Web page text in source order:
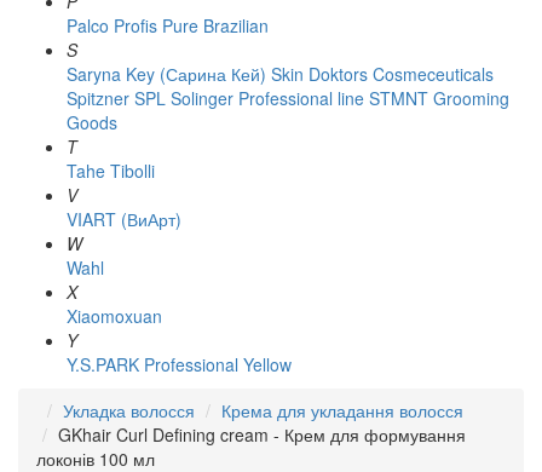
Palco Profis Pure Brazilian
S
Saryna Key (Сарина Кей) Skin Doktors Cosmeceuticals
Spitzner SPL Solinger Professional line STMNT Grooming
Goods
T
Tahe Tibolli
V
VIART (ВиАрт)
W
Wahl
X
Xiaomoxuan
Y
Y.S.PARK Professional Yellow
Укладка волосся
Крема для укладання волосся
GKhair Curl Defining cream - Крем для формування
локонів 100 мл